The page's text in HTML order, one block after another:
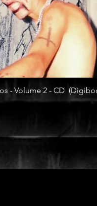
- Volume 2 - CD